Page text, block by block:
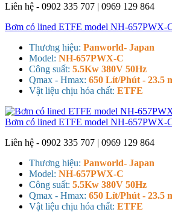
Liên hệ - 0902 335 707 | 0969 129 864
Bơm có lined ETFE model NH-657PWX-
Thương hiệu: Panworld- Japan
Model: NH-657PWX-C
Công suất: 5.5Kw 380V 50Hz
Qmax - Hmax: 650 Lít/Phút - 23.5
Vật liệu chịu hóa chất: ETFE
Bơm có lined ETFE model NH-657PWX-
Liên hệ - 0902 335 707 | 0969 129 864
Thương hiệu: Panworld- Japan
Model: NH-657PWX-C
Công suất: 5.5Kw 380V 50Hz
Qmax - Hmax: 650 Lít/Phút - 23.5
Vật liệu chịu hóa chất: ETFE